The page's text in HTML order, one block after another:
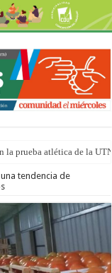
la prueba atlética de la
tendencia de